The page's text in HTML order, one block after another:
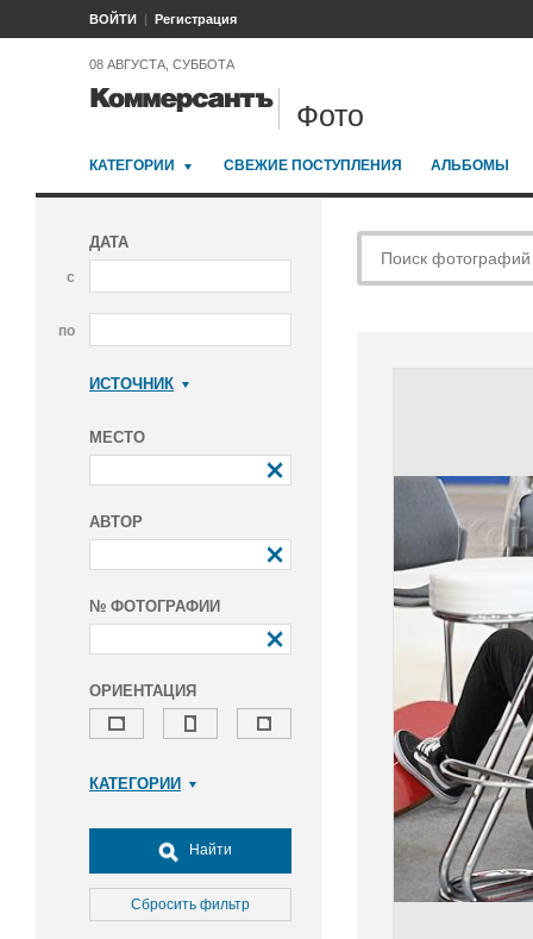
ВОЙТИ Регистрация
08 АВГУСТА, СУББОТА
Фото
КАТЕГОРИИ СВЕЖИЕ ПОСТУПЛЕНИЯ АЛЬБОМЫ
ДАТА
с
по
ИСТОЧНИК
МЕСТО
АВТОР
№ ФОТОГРАФИИ
ОРИЕНТАЦИЯ
КАТЕГОРИИ
Досуг, туризм и отдых
Культура
Медицина
Найти
Сбросить фильтр